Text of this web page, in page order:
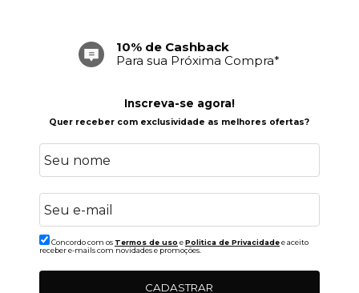
10% de Cashback
Para sua Próxima Compra*
Inscreva-se agora!
Quer receber com exclusividade as melhores ofertas?
Concordo com os Termos de uso ePolitica de Privacidadee aceito
receber e-mails com novidades e promoções.
CADASTRAR